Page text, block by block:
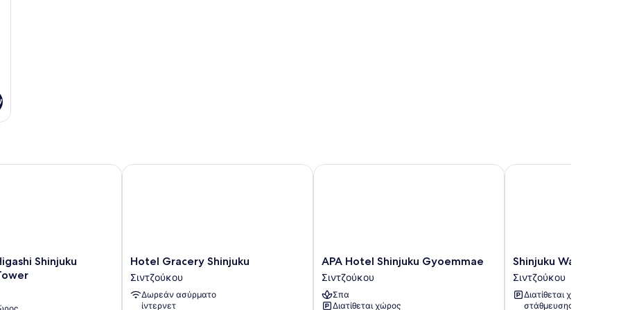
Shinjuku
Shinjuku Kabukicho Tower
Hotel
Gracery
Shinjuku
Σιντζούκου
Hotel Gracery Shinjuku
Σιντζούκου
Δωρεάν ασύρματο
ίντερνετ
Hotel Gracery Shinjuku
APA
Hotel
Shinjuku
Gyoemmae
APA Hotel Shinjuku Gyoemmae
Σιντζούκου
Σπα
Διατίθεται χώρος
APA Hotel Shinjuku Gyoemmae
Shinjuku
Washington
Hotel
Main
Shinjuku
Σιντζούκου
Διατίθεται χώρος
στάθμευσης
Shinjuku Washington